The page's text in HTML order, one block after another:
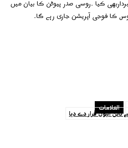
کیا ۔روسی صدر پیوٹن کا بیان میں
کا فوجی آپریشن جاری رہے گا۔
العلامات
نائن الیون قرار دے دیا